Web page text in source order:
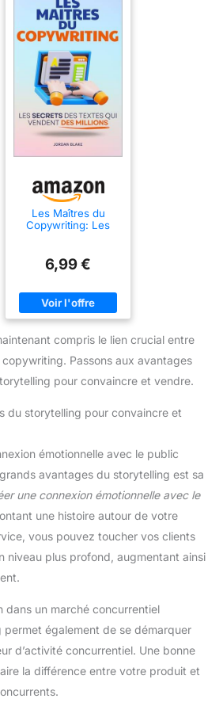
Les Maîtres du
Copywriting: Les
Millions | Livre sur le
Copywriting en
du Copywriting et de
la Vente en Ligne |
Tous les Secrets du
6,99 €
compris le lien crucial entre
Passons aux avantages
pour convaincre et vendre.
du storytelling pour convaincre et
émotionnelle avec le public
grands avantages du storytelling est sa
une connexion émotionnelle avec le
une histoire autour de votre
vous pouvez toucher vos clients
niveau plus profond, augmentant ainsi
dans un marché concurrentiel
permet également de se démarquer
d’activité concurrentiel. Une bonne
la différence entre votre produit et